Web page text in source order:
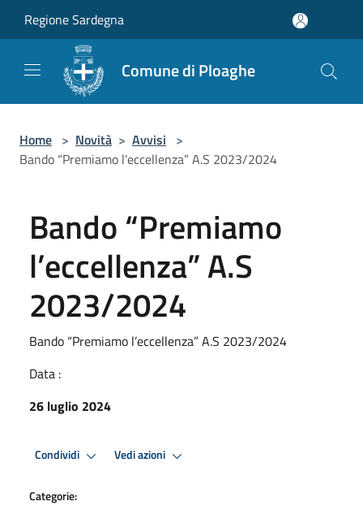
Regione Sardegna
Comune di Ploaghe
Home > Novità > Avvisi >
Bando “Premiamo l’eccellenza” A.S 2023/2024
Bando “Premiamo
l’eccellenza” A.S
2023/2024
Bando “Premiamo l’eccellenza” A.S 2023/2024
Data :
26 luglio 2024
Condividi Vedi azioni
Categorie: